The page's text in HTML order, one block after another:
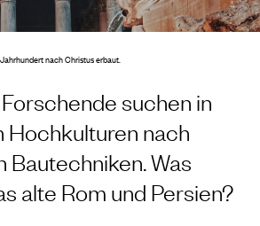
suchen in
Hochkulturen nach
Bautechniken. Was
alte Rom und Persien?
nach Christus erbaut.